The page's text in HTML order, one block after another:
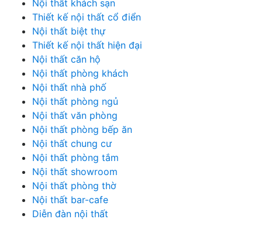
Nội thất khách sạn
Thiết kế nội thất cổ điển
Nội thất biệt thự
Thiết kế nội thất hiện đại
Nội thất căn hộ
Nội thất phòng khách
Nội thất nhà phố
Nội thất phòng ngủ
Nội thất văn phòng
Nội thất phòng bếp ăn
Nội thất chung cư
Nội thất phòng tắm
Nội thất showroom
Nội thất phòng thờ
Nội thất bar-cafe
Diễn đàn nội thất